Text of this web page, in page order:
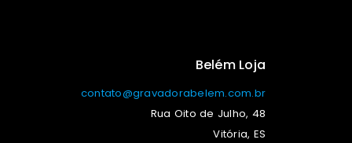
Belém Loja
contato@gravadorabelem.com.br
Rua Oito de Julho, 48
Vitória, ES